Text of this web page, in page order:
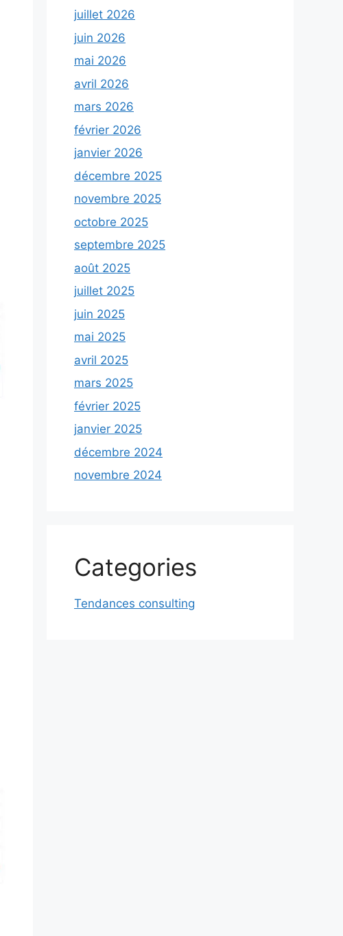
juillet 2026
juin 2026
mai 2026
avril 2026
mars 2026
février 2026
janvier 2026
décembre 2025
novembre 2025
octobre 2025
septembre 2025
août 2025
juillet 2025
juin 2025
mai 2025
avril 2025
mars 2025
février 2025
janvier 2025
décembre 2024
novembre 2024
Categories
Tendances consulting